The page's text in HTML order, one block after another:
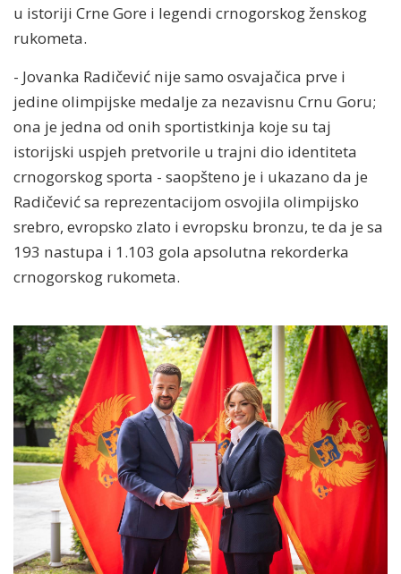
u istoriji Crne Gore i legendi crnogorskog ženskog
rukometa.
- Jovanka Radičević nije samo osvajačica prve i
jedine olimpijske medalje za nezavisnu Crnu Goru;
ona je jedna od onih sportistkinja koje su taj
istorijski uspjeh pretvorile u trajni dio identiteta
crnogorskog sporta - saopšteno je i ukazano da je
Radičević sa reprezentacijom osvojila olimpijsko
srebro, evropsko zlato i evropsku bronzu, te da je sa
193 nastupa i 1.103 gola apsolutna rekorderka
crnogorskog rukometa.